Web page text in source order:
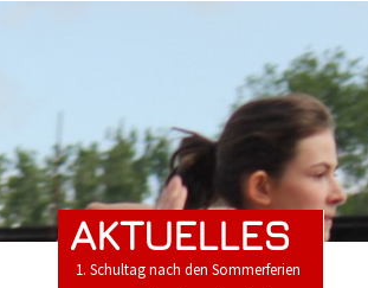
AKTUELLES
1. Schultag nach den Sommerferien